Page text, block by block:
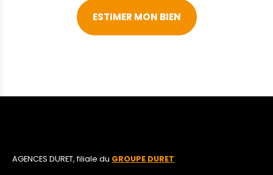
ESTIMER MON BIEN
AGENCES DURET, filiale du GROUPE DURET